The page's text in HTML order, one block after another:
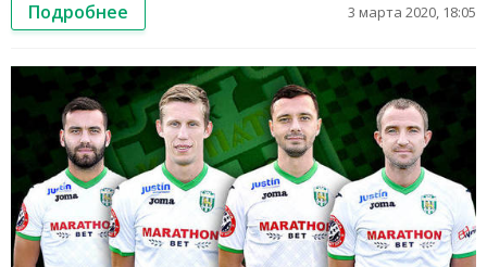
Подробнее 3 марта 2020, 18:05